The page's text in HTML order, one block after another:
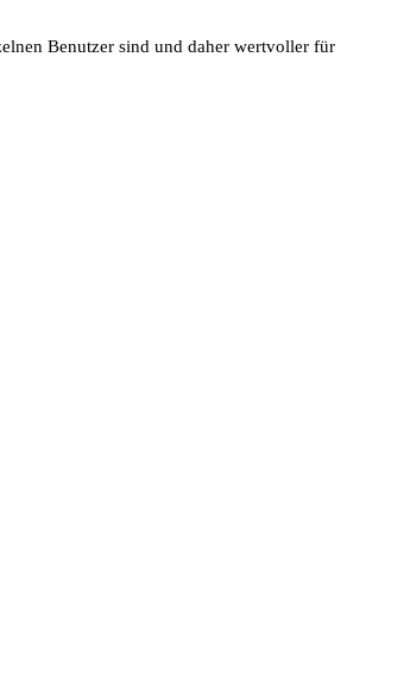
Benutzer sind und daher wertvoller für